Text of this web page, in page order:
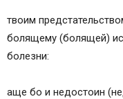
твоим
болящему (болящей)
болезни:
аще бо и недостоин